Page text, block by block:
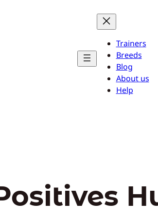
Trainers
Breeds
Blog
About us
Help